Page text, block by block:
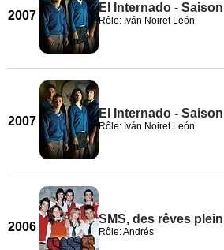
2007
El Internado -
Rôle: Iván Noiret León
2007
El Internado -
Rôle: Iván Noiret León
2006
SMS, des rêves
Rôle: Andrés